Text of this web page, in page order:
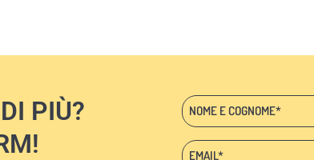
PIÙ?
Nome
e
cognome
Email: